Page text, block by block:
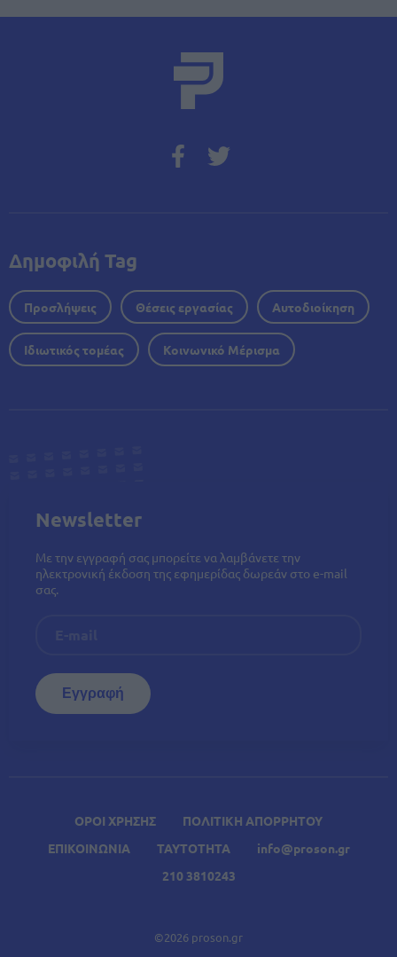
ΟΡΟΙ ΧΡΗΣΗΣ
ΠΟΛΙΤΙΚΗ ΑΠΟΡΡΗΤΟΥ
ΕΠΙΚΟΙΝΩΝΙΑ
ΤΑΥΤΟΤΗΤΑ
info@proson.gr
210 3810243
©2026 proson.gr
Δημοφιλή Tag
Προσλήψεις Θέσεις εργασίας Αυτοδιοίκηση
Ιδιωτικός τομέας Κοινωνικό Μέρισμα
Newsletter
Με την εγγραφή σας μπορείτε να λαμβάνετε την
ηλεκτρονική έκδοση της εφημερίδας δωρεάν στο e-mail
σας.